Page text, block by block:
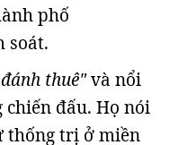
phố
soát.
thuê"và nổi
đấu. Họ nói
thống trị ở miền